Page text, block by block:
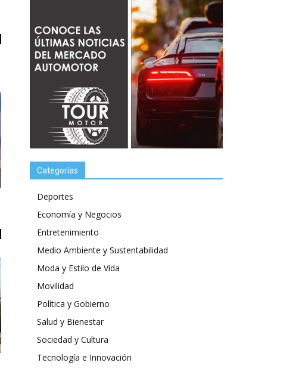
Categorías
Deportes
Economía y Negocios
Entretenimiento
Medio Ambiente y Sustentabilidad
Moda y Estilo de Vida
Movilidad
Política y Gobierno
Salud y Bienestar
Sociedad y Cultura
Tecnología e Innovación